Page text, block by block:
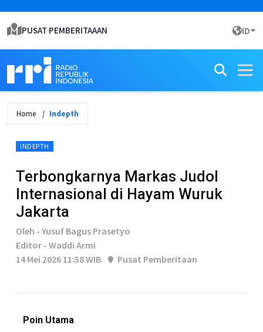
PUSAT PEMBERITAAAN ID
Home Indepth
INDEPTH
Terbongkarnya Markas Judol
Internasional di Hayam Wuruk
Jakarta
Oleh - Yusuf Bagus Prasetyo
Editor - Waddi Armi
14 Mei 2026 11:58 WIB
Pusat Pemberitaan
Poin Utama